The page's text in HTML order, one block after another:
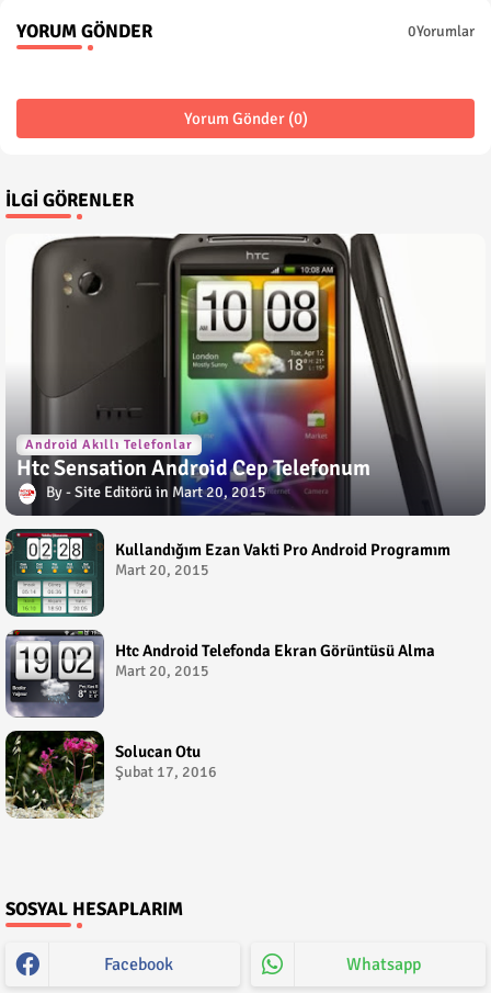
YORUM GÖNDER 0Yorumlar
Yorum Gönder (0)
İLGI GÖRENLER
Android Akıllı Telefonlar
Htc Sensation Android Cep Telefonum
Site Editörü Mart 20, 2015
Kullandığım Ezan Vakti Pro Android Programım
Mart 20, 2015
Htc Android Telefonda Ekran Görüntüsü Alma
Mart 20, 2015
Solucan Otu
Şubat 17, 2016
SOSYAL HESAPLARIM
Facebook Whatsapp